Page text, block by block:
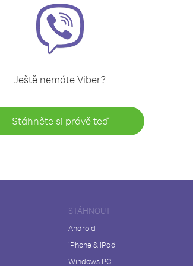
Ještě nemáte Viber?
Stáhněte si právě teď
STÁHNOUT
Android
iPhone & iPad
Windows PC